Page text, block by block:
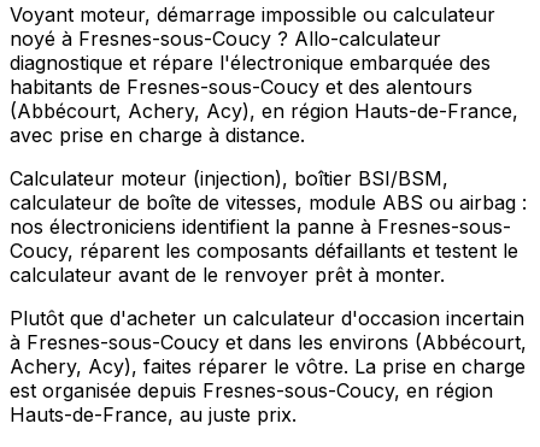
Voyant moteur, démarrage impossible ou calculateur
noyé à Fresnes-sous-Coucy ? Allo-calculateur
diagnostique et répare l'électronique embarquée des
habitants de Fresnes-sous-Coucy et des alentours
(Abbécourt, Achery, Acy), en région Hauts-de-France,
avec prise en charge à distance.
Calculateur moteur (injection), boîtier BSI/BSM,
calculateur de boîte de vitesses, module ABS ou airbag :
nos électroniciens identifient la panne à Fresnes-sous-
Coucy, réparent les composants défaillants et testent le
calculateur avant de le renvoyer prêt à monter.
Plutôt que d'acheter un calculateur d'occasion incertain
à Fresnes-sous-Coucy et dans les environs (Abbécourt,
Achery, Acy), faites réparer le vôtre. La prise en charge
est organisée depuis Fresnes-sous-Coucy, en région
Hauts-de-France, au juste prix.